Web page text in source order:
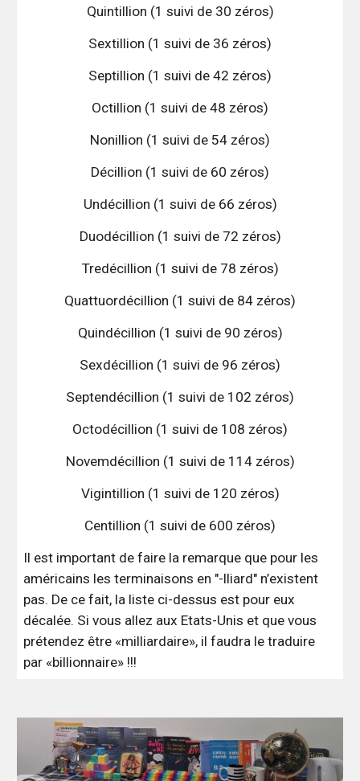
Quintillion (1 suivi de 30 zéros)
Sextillion (1 suivi de 36 zéros)
Septillion (1 suivi de 42 zéros)
Octillion (1 suivi de 48 zéros)
Nonillion (1 suivi de 54 zéros)
Décillion (1 suivi de 60 zéros)
Undécillion (1 suivi de 66 zéros)
Duodécillion (1 suivi de 72 zéros)
Tredécillion (1 suivi de 78 zéros)
Quattuordécillion (1 suivi de 84 zéros)
Quindécillion (1 suivi de 90 zéros)
Sexdécillion (1 suivi de 96 zéros)
Septendécillion (1 suivi de 102 zéros)
Octodécillion (1 suivi de 108 zéros)
Novemdécillion (1 suivi de 114 zéros)
Vigintillion (1 suivi de 120 zéros)
Centillion (1 suivi de 600 zéros)
Il est important de faire la remarque que pour les
américains les terminaisons en "-lliard" n’existent
pas. De ce fait, la liste ci-dessus est pour eux
décalée. Si vous allez aux Etats-Unis et que vous
prétendez être «milliardaire», il faudra le traduire
par «billionnaire» !!!